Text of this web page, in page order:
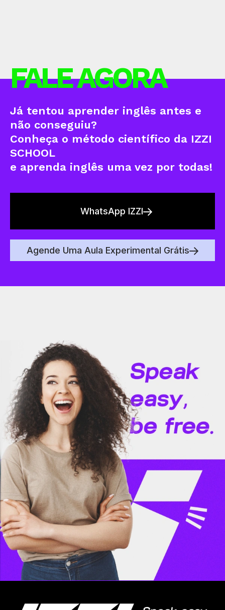
FALE AGORA
Já tentou aprender inglês antes e
não conseguiu?
Conheça o método científico da IZZI
SCHOOL
e aprenda inglês uma vez por todas!
WhatsApp IZZI
Agende Uma Aula Experimental Grátis